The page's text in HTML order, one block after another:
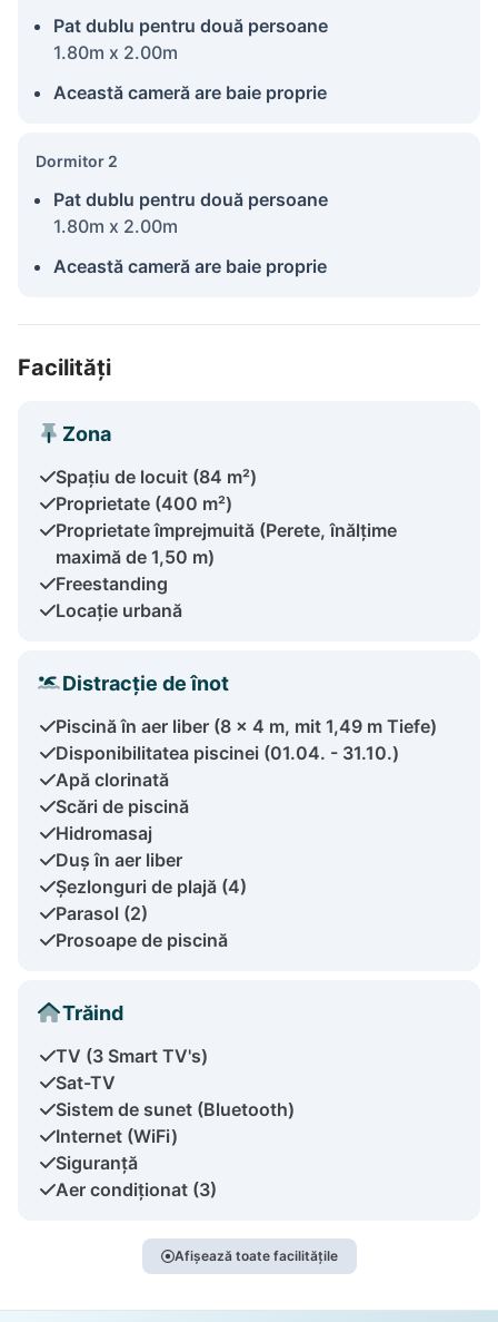
Pat dublu pentru două persoane
1.80m x 2.00m
Această cameră are baie proprie
Dormitor 2
Pat dublu pentru două persoane
1.80m x 2.00m
Această cameră are baie proprie
Facilități
Zona
Spațiu de locuit (84 m²)
Proprietate (400 m²)
Proprietate împrejmuită (Perete, înălțime
maximă de 1,50 m)
Freestanding
Locație urbană
Distracție de înot
Piscină în aer liber (8 x 4 m, mit 1,49 m Tiefe)
Disponibilitatea piscinei (01.04. - 31.10.)
Apă clorinată
Scări de piscină
Hidromasaj
Duș în aer liber
Șezlonguri de plajă (4)
Parasol (2)
Prosoape de piscină
Trăind
TV (3 Smart TV's)
Sat-TV
Sistem de sunet (Bluetooth)
Internet (WiFi)
Siguranță
Aer condiționat (3)
Afișează toate facilitățile